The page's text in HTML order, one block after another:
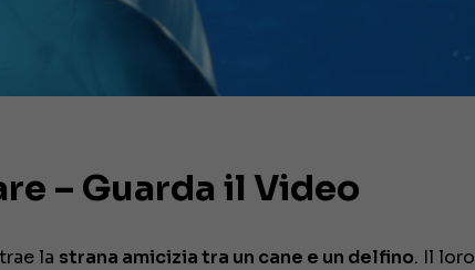
– Guarda il Video
la strana amicizia tra un cane e un delfino. Il loro